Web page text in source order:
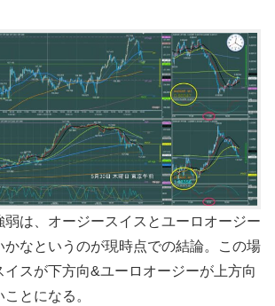
弱は、オージースイスとユーロオージー
かなというのが現時点での結論。この場
スが下方向&ユーロオージーが上方向
とになる。